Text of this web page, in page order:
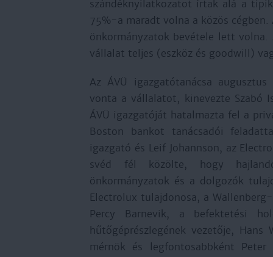
szándéknyilatkozatot írtak alá a
75%-a maradt volna a közös
önkormányzatok bevétele lett
vállalat teljes (eszköz és goodwill)
Az ÁVÜ igazgatótanácsa
vonta a vállalatot, kinevezte Szabó
ÁVÜ igazgatóját hatalmazta fel a
Boston bankot tanácsadói
igazgató és Leif Johannson, az
svéd fél közölte, hogy
önkormányzatok és a dolgozók
Electrolux tulajdonosa, a
Percy Barnevik, a befektetési
hűtőgéprészlegének vezetője,
mérnök és legfontosabbként